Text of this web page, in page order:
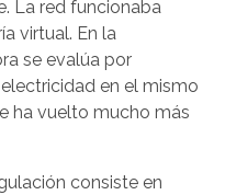
La red funcionaba
virtual. En la
se evalúa por
en el mismo
ha vuelto mucho más
consiste en